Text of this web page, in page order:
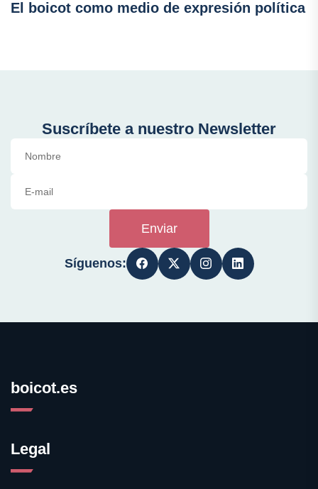
El boicot como medio de expresión política
Suscríbete a nuestro Newsletter
Enviar
Síguenos:
boicot.es
Legal